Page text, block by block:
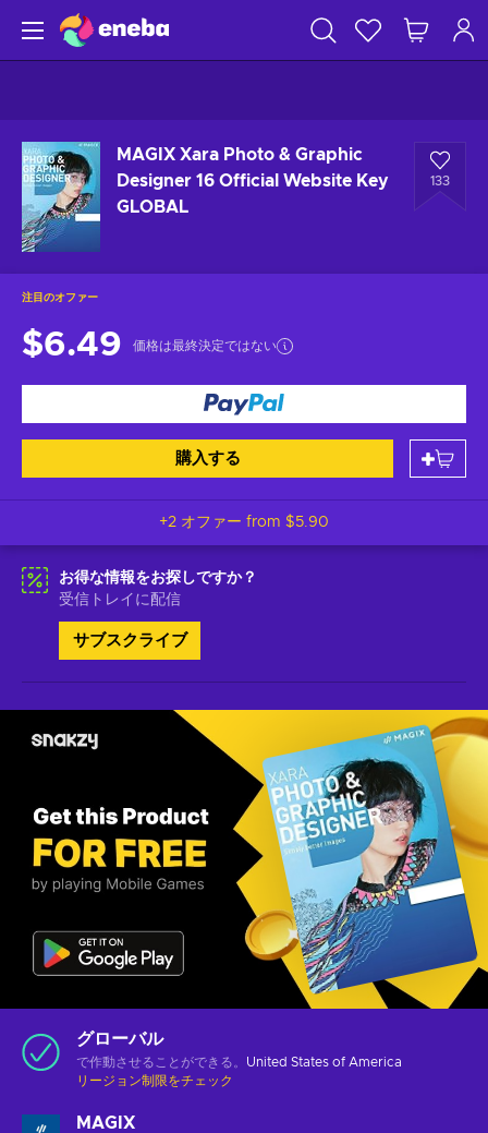
MAGIX Xara Photo & Graphic
Designer 16 Official Website Key
GLOBAL
133
注目のオファー
$6.49 価格は最終決定ではない
購入する
+2 オファー from $5.90
お得な情報をお探しですか？
受信トレイに配信
サブスクライブ
グローバル
で作動させることができる。 United States of America
リージョン制限をチェック
MAGIX